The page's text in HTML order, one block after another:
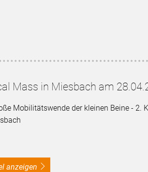
Mass in Miesbach am
Mobilitätswende der kleinen Beine - 2.
anzeigen